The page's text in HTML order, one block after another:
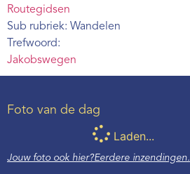
Routegidsen
Sub rubriek: Wandelen
Trefwoord:
Jakobswegen
Foto van de dag
Laden...
Jouw foto ook hier?Eerdere inzendingen.